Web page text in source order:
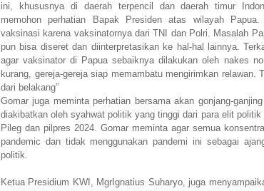
ini, khususnya di daerah terpencil dan daerah timur
memohon perhatian Bapak Presiden atas wilayah
vaksinasi karena vaksinatornya dari TNI dan Polri. Masalah
pun bisa diseret dan diinterpretasikan ke hal-hal lainnya.
agar vaksinator di Papua sebaiknya dilakukan oleh nakes
kurang, gereja-gereja siap memambatu mengirimkan relawan.
dari belakang”
Gomar juga meminta perhatian bersama akan gonjang-
diakibatkan oleh syahwat politik yang tinggi dari para elit
Pileg dan pilpres 2024. Gomar meminta agar semua
pandemic dan tidak menggunakan pandemi ini sebagai
politik.
Ketua Presidium KWI, MgrIgnatius Suharyo, juga